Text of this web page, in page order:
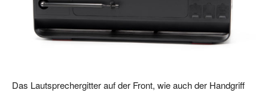
Das Lautsprechergitter auf der Front, wie auch der Handgriff